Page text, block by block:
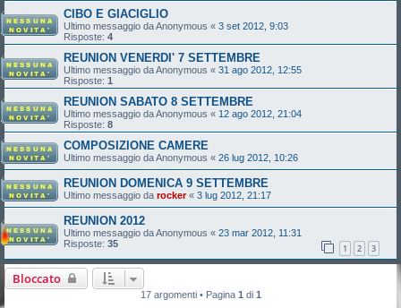
CIBO E GIACIGLIO
Ultimo messaggio daAnonymous « 3 set 2012, 9:03
Risposte: 4
REUNION VENERDI' 7 SETTEMBRE
Ultimo messaggio daAnonymous « 31 ago 2012, 12:55
Risposte: 1
REUNION SABATO 8 SETTEMBRE
Ultimo messaggio daAnonymous « 12 ago 2012, 21:04
Risposte: 8
COMPOSIZIONE CAMERE
Ultimo messaggio daAnonymous « 26 lug 2012, 10:26
REUNION DOMENICA 9 SETTEMBRE
Ultimo messaggio da rocker« 3 lug 2012, 21:17
REUNION 2012
Ultimo messaggio daAnonymous « 23 mar 2012, 11:31
Risposte: 35 1 2 3
Bloccato
17 argomenti • Pagina 1 di 1